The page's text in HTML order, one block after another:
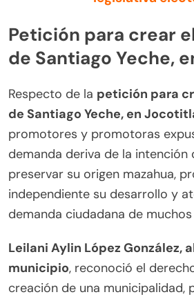
Petición para crear
de Santiago Yeche,
Respecto de la petición para
de Santiago Yeche, en
promotores y promotoras
demanda deriva de la
preservar su origen mazahua,
independiente su desarrollo y
demanda ciudadana de muchos
Leilani Aylin López González,
municipio, reconoció el
creación de una municipalidad,